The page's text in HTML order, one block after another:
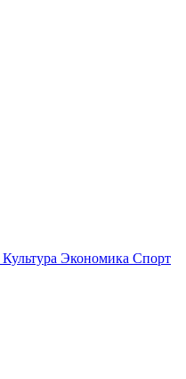
Культура Экономика Спорт